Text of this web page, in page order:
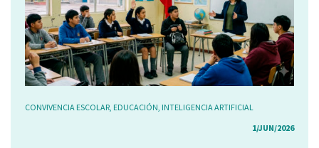
CONVIVENCIA ESCOLAR EDUCACIÓN INTELIGENCIA ARTIFICIAL
1/JUN/2026